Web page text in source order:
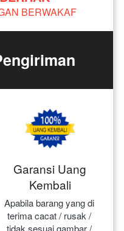
BERWAKAF
Garansi Uang
Kembali
Apabila barang yang di
terima cacat / rusak /
tidak sesuai gambar /